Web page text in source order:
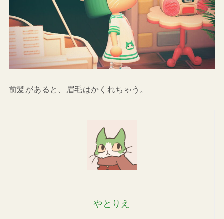
前髪があると、眉毛はかくれちゃう。
やとりえ